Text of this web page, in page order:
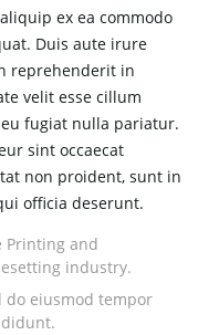
ex ea commodo
Duis aute irure
reprehenderit in
velit esse cillum
fugiat nulla pariatur.
sint occaecat
non proident, sunt in
officia deserunt.
Printing and
industry.
do eiusmod tempor